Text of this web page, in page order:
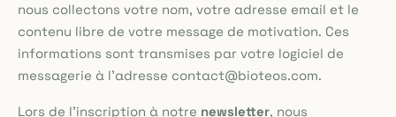
nous collectons votre nom, votre adresse email et le
contenu libre de votre message de motivation. Ces
informations sont transmises par votre logiciel de
messagerie à l'adresse contact@bioteos.com.
Lors de l'inscription à notre newsletter, nous